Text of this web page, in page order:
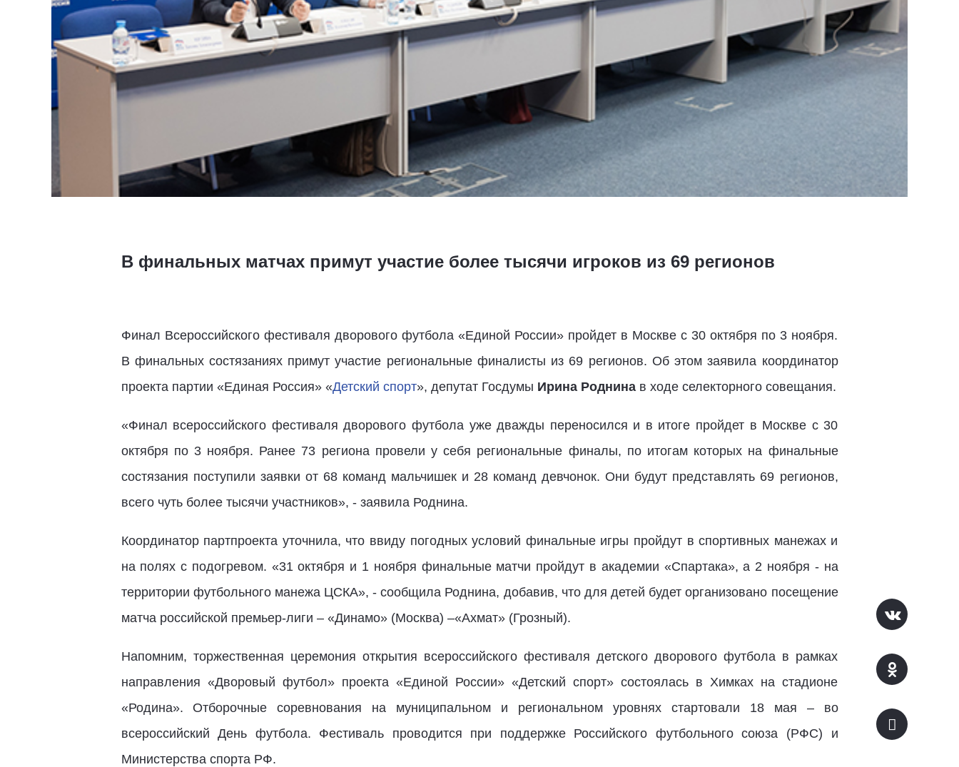
В финальных матчах примут участие более тысячи игроков из 69 регионов
Финал Всероссийского фестиваля дворового футбола «Единой России» пройдет в Москве с 30 октября по 3 ноября.
В финальных состязаниях примут участие региональные финалисты из 69 регионов. Об этом заявила координатор
проекта партии «Единая Россия» «Детский спорт», депутат Госдумы Ирина Роднинав ходе селекторного совещания.
«Финал всероссийского фестиваля дворового футбола уже дважды переносился и в итоге пройдет в Москве с 30
октября по 3 ноября. Ранее 73 региона провели у себя региональные финалы, по итогам которых на финальные
состязания поступили заявки от 68 команд мальчишек и 28 команд девчонок. Они будут представлять 69 регионов,
всего чуть более тысячи участников», - заявила Роднина.
Координатор партпроекта уточнила, что ввиду погодных условий финальные игры пройдут в спортивных манежах и
на полях с подогревом. «31 октября и 1 ноября финальные матчи пройдут в академии «Спартака», а 2 ноября - на
территории футбольного манежа ЦСКА», - сообщила Роднина, добавив, что для детей будет организовано посещение
матча российской премьер-лиги – «Динамо» (Москва) –«Ахмат» (Грозный).
Напомним, торжественная церемония открытия всероссийского фестиваля детского дворового футбола в рамках
направления «Дворовый футбол» проекта «Единой России» «Детский спорт» состоялась в Химках на стадионе
«Родина». Отборочные соревнования на муниципальном и региональном уровнях стартовали 18 мая – во
всероссийский День футбола. Фестиваль проводится при поддержке Российского футбольного союза (РФС) и
Министерства спорта РФ.